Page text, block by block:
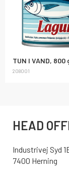
TUN I VAND, 800
208001
HEAD
Industrivej Syd
7400 Herning